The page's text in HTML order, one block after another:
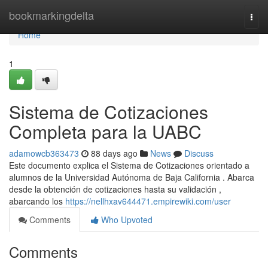
bookmarkingdelta
Home
Home
1
Sistema de Cotizaciones
Completa para la UABC
adamowcb363473 88 days ago News
Discuss
Este documento explica el Sistema de Cotizaciones orientado a
alumnos de la Universidad Autónoma de Baja California . Abarca
desde la obtención de cotizaciones hasta su validación ,
abarcando los https://nellhxav644471.empirewiki.com/user
Comments
Who Upvoted
Comments